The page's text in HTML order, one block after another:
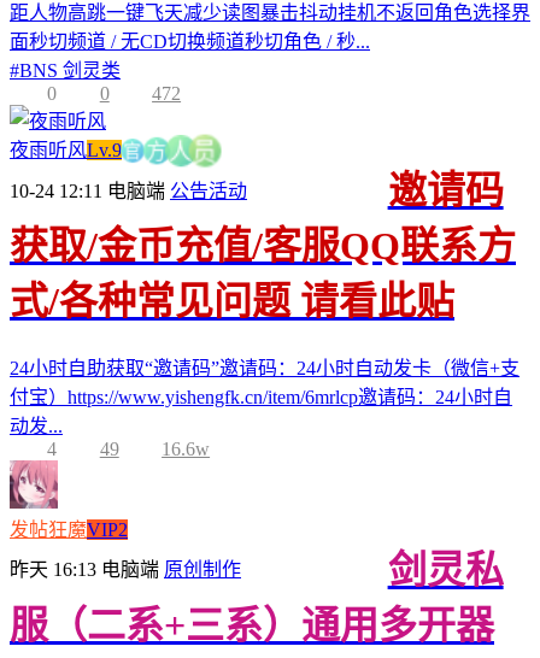
距人物高跳一键飞天减少读图暴击抖动挂机不返回角色选择界
面秒切频道 / 无CD切换频道秒切角色 / 秒...
#BNS 剑灵类
0
0 472
夜雨听风Lv.9官 方 人 员
10-24 12:11 电脑端 公告活动
邀请码
获取/金币充值/客服QQ联系方
式/各种常见问题 请看此贴
24小时自助获取“邀请码”邀请码：24小时自动发卡（微信+支
付宝）https://www.yishengfk.cn/item/6mrlcp邀请码：24小时自
动发...
4
49 16.6w
发帖狂魔VIP2
昨天 16:13 电脑端 原创制作
剑灵私
服（二系+三系）通用多开器